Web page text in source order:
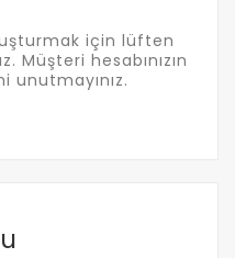
için lüften
Müşteri hesabınızın
unutmayınız.